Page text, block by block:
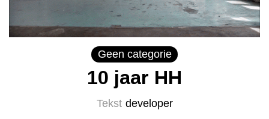
Geen categorie
10 jaar HH
Tekst developer